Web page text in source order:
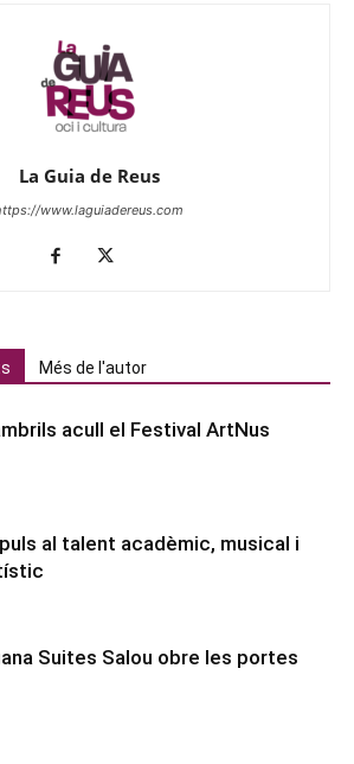
La Guia de Reus
www.laguiadereus.com
Més de l'autor
acull el Festival ArtNus
al talent acadèmic, musical i
Suites Salou obre les portes